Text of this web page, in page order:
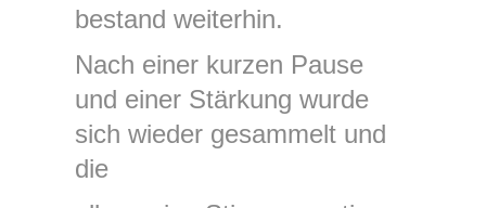
bestand weiterhin.
Nach einer kurzen Pause
und einer Stärkung wurde
sich wieder gesammelt und
die